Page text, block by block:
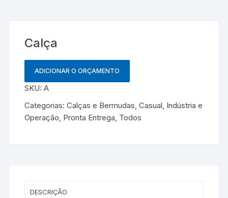
Calça
ADICIONAR O ORÇAMENTO
SKU:A
Categorias:Calças e Bermudas ,Casual Indústria e
Operação Pronta Entrega Todos
DESCRIÇÃO